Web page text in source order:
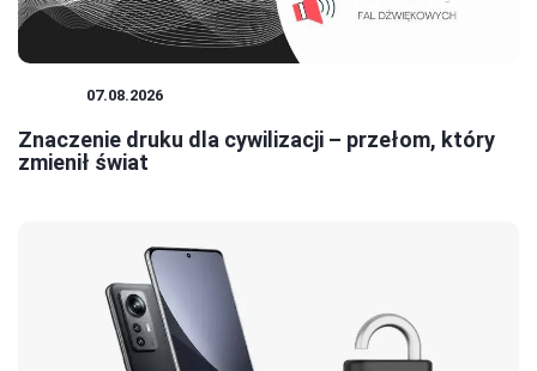
07.08.2026
Znaczenie druku dla cywilizacji – przełom, który
zmienił świat